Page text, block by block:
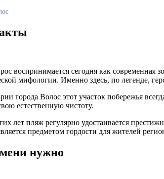
воспринимается сегодня как современная
мифологии. Именно здесь, по легенде,
города Волос этот участок побережья
естественную чистоту.
лет пляж регулярно удостаивается
предметом гордости для жителей
нужно